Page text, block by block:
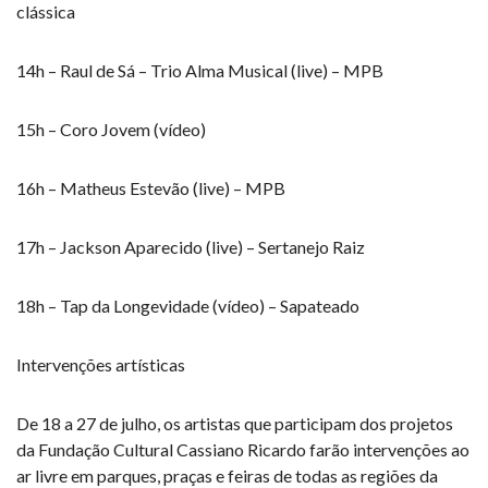
clássica
14h – Raul de Sá – Trio Alma Musical (live) – MPB
15h – Coro Jovem (vídeo)
16h – Matheus Estevão (live) – MPB
17h – Jackson Aparecido (live) – Sertanejo Raiz
18h – Tap da Longevidade (vídeo) – Sapateado
Intervenções artísticas
De 18 a 27 de julho, os artistas que participam dos projetos
da Fundação Cultural Cassiano Ricardo farão intervenções ao
ar livre em parques, praças e feiras de todas as regiões da